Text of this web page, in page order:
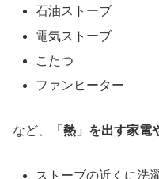
石油ストーブ
電気ストーブ
こたつ
ファンヒーター
など、 「熱」を出す家
ストーブの近くに洗